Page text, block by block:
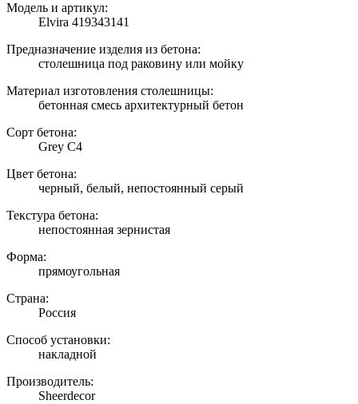
Модель и артикул:
Elvira 419343141
Предназначение изделия из бетона:
столешница под раковину или мойку
Материал изготовления столешницы:
бетонная смесь архитектурный бетон
Сорт бетона:
Grey C4
Цвет бетона:
черный, белый, непостоянный серый
Текстура бетона:
непостоянная зернистая
Форма:
прямоугольная
Страна:
Россия
Способ установки:
накладной
Производитель:
Sheerdecor